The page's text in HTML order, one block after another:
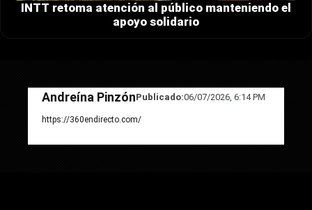
INTT retoma atención al público manteniendo el
apoyo solidario
Andreína PinzónPublicado:06/07/2026, 6:14 PM
https://360endirecto.com/